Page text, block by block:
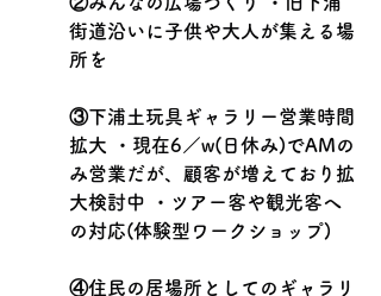
街道沿いに子供や大人が集える場
所を
③下浦土玩具ギャラリー営業時間
拡大 ・現在6／w(日休み)でAMの
み営業だが、顧客が増えており拡
大検討中 ・ツアー客や観光客へ
の対応(体験型ワークショップ)
④住民の居場所としてのギャラリ